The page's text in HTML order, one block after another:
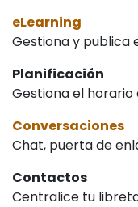
eLearning
Gestiona y publica
Planificación
Gestiona el
Conversaciones
Chat, puerta de
Contactos
Centralice tu